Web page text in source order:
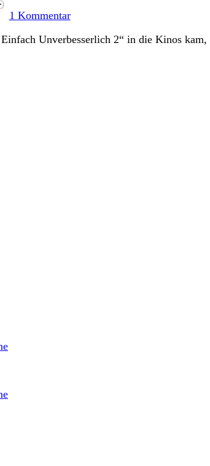
1 KommentarMinion
Unverbesserlich 2“ in die Kinos